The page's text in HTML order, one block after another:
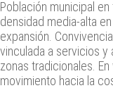
Población municipal
densidad media‑alta
expansión.
vinculada a servicios
zonas tradicionales.
movimiento hacia la